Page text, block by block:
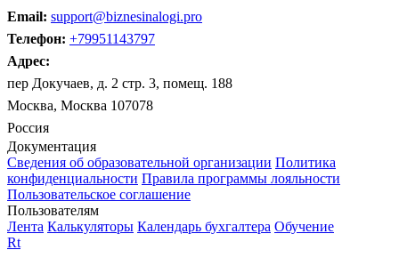
Email: support@biznesinalogi.pro
Телефон: +79951143797
Адрес:
пер Докучаев, д. 2 стр. 3, помещ. 188
Москва, Москва 107078
Россия
Документация
Сведения об образовательной организации Политика
конфиденциальности Правила программы лояльности
Пользовательское соглашение
Пользователям
Лента Калькуляторы Календарь бухгалтера Обучение
Rt